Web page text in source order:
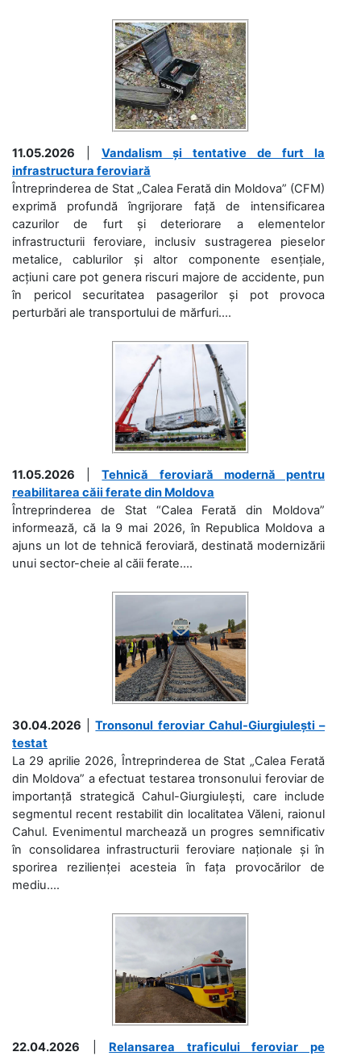
11.05.2026
Vandalism și tentative de furt la
infrastructura feroviară
Întreprinderea de Stat „Calea Ferată din Moldova” (CFM)
exprimă profundă îngrijorare față de intensificarea
cazurilor de furt și deteriorare a elementelor
infrastructurii feroviare, inclusiv sustragerea pieselor
metalice, cablurilor și altor componente esențiale,
acțiuni care pot genera riscuri majore de accidente, pun
în pericol securitatea pasagerilor și pot provoca
perturbări ale transportului de mărfuri....
11.05.2026 |Tehnică feroviară modernă pentru
reabilitarea căii ferate din Moldova
Întreprinderea de Stat “Calea Ferată din Moldova”
informează, că la 9 mai 2026, în Republica Moldova a
ajuns un lot de tehnică feroviară, destinată modernizării
unui sector-cheie al căii ferate....
30.04.2026 |Tronsonul feroviar Cahul-Giurgiulești –
testat
La 29 aprilie 2026, Întreprinderea de Stat „Calea Ferată
din Moldova” a efectuat testarea tronsonului feroviar de
importanță strategică Cahul-Giurgiulești, care include
segmentul recent restabilit din localitatea Văleni, raionul
Cahul. Evenimentul marchează un progres semnificativ
în consolidarea infrastructurii feroviare naționale și în
sporirea rezilienței acesteia în fața provocărilor de
mediu....
22.04.2026
Relansarea traficului feroviar pe